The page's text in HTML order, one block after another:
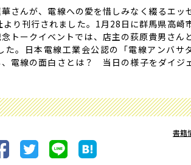
さんが、電線への愛を惜しみなく綴るエッ
り刊行されました。1月28日に群馬県高崎
トークイベントでは、店主の荻原貴男さん
。日本電線工業会公認の「電線アンバサ
電線の面白さとは？ 当日の様子をダイジ
書籍